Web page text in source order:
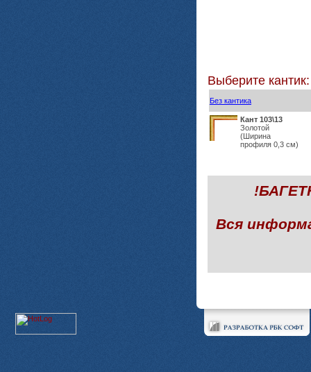
Выберите кантик:
Без кантика
Кант 103\13
Золотой
(Ширина
профиля 0,3 см)
Вся